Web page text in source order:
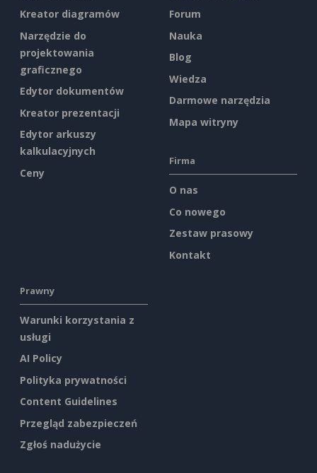
Kreator diagramów
Narzędzie do
projektowania
graficznego
Edytor dokumentów
Kreator prezentacji
Edytor arkuszy
kalkulacyjnych
Ceny
Forum
Nauka
Blog
Wiedza
Darmowe narzędzia
Mapa witryny
Firma
O nas
Co nowego
Zestaw prasowy
Kontakt
Prawny
Warunki korzystania z
usługi
AI Policy
Polityka prywatności
Content Guidelines
Przegląd zabezpieczeń
Zgłoś nadużycie